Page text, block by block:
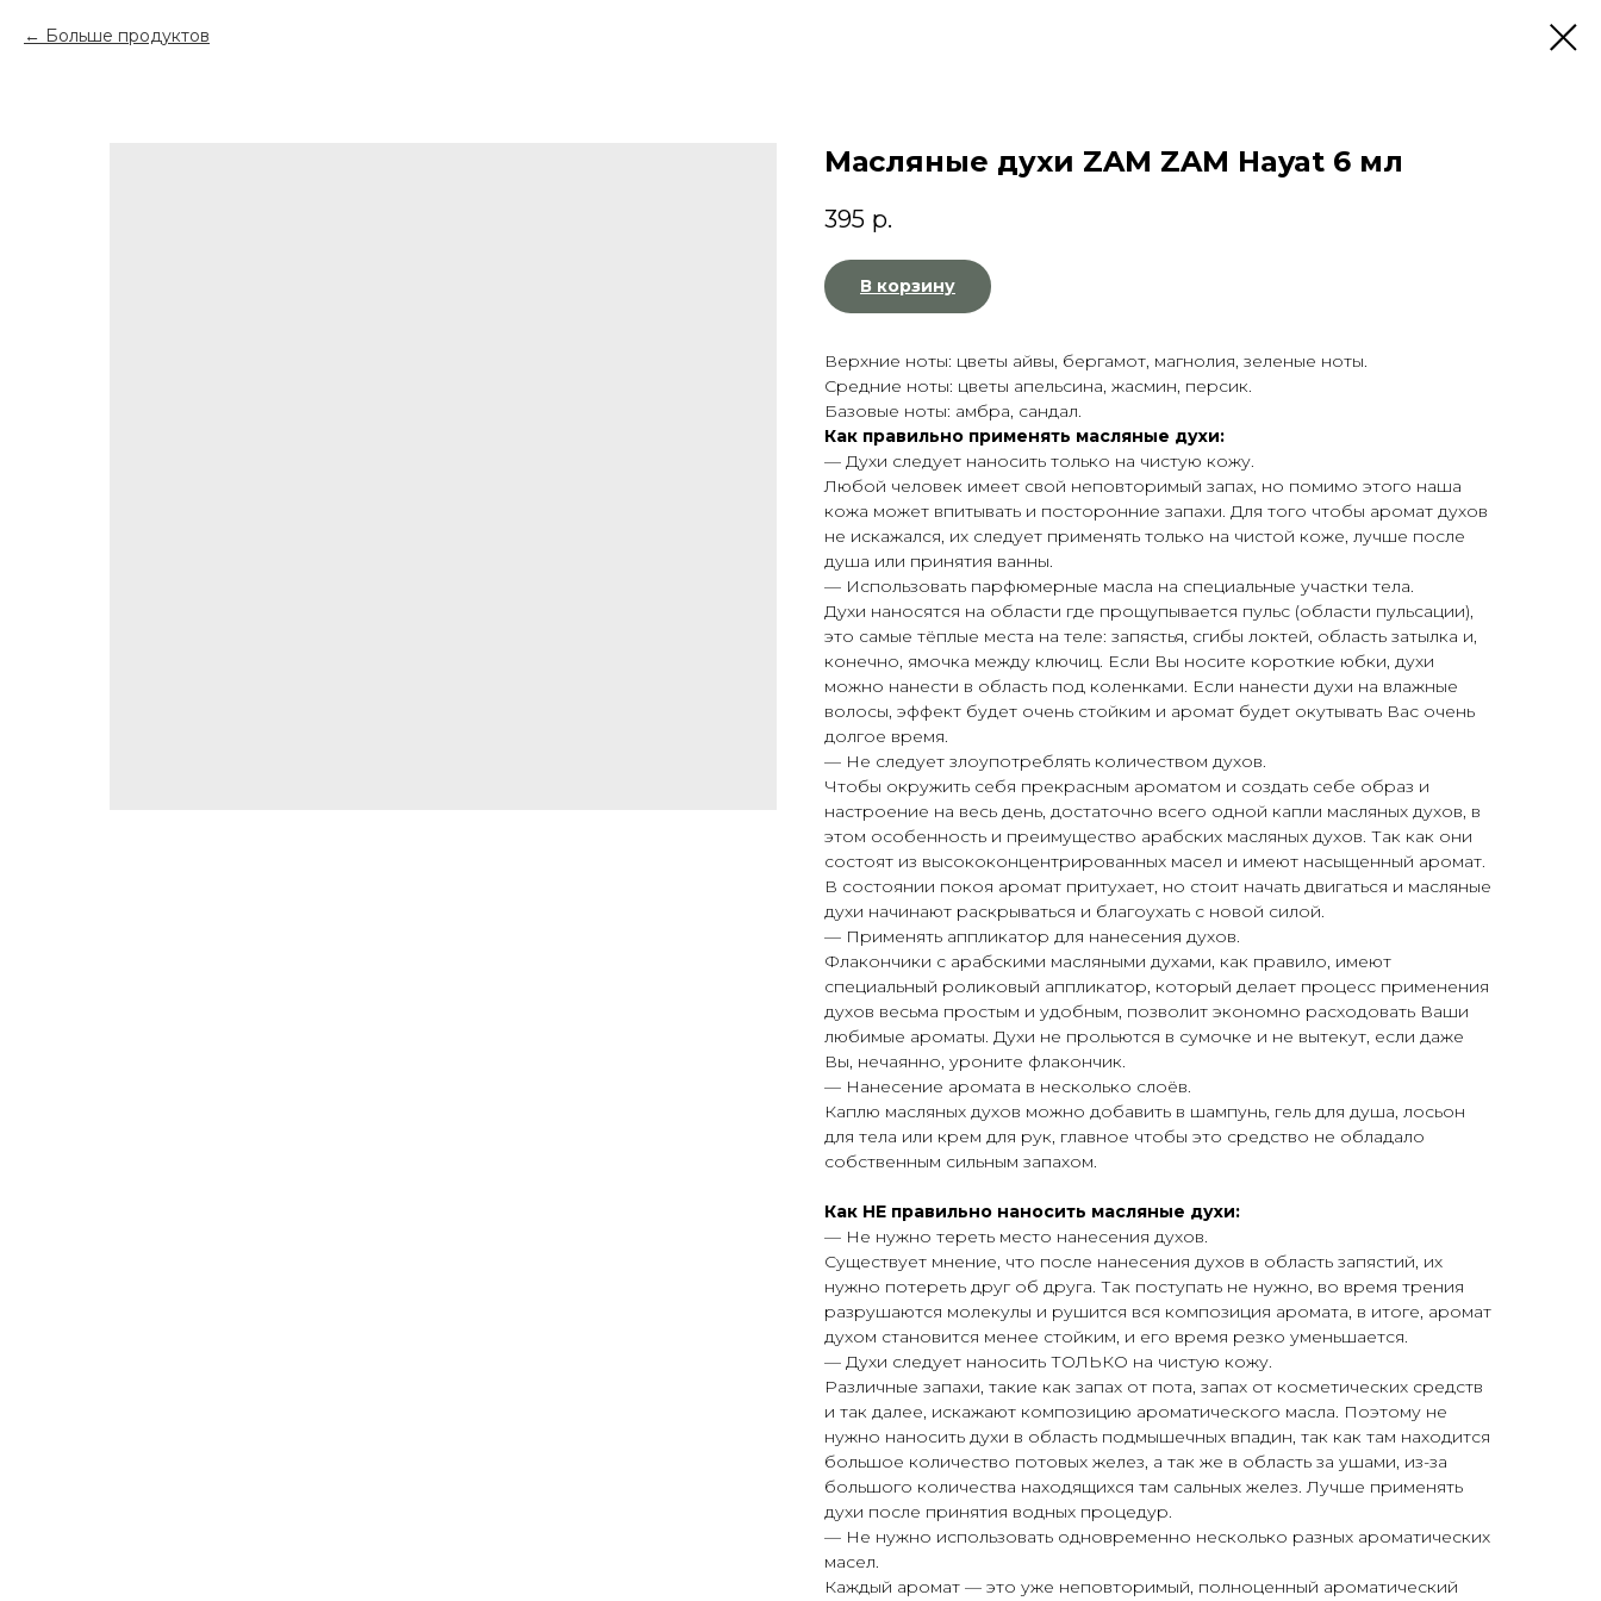
Больше продуктов
Масляные духи ZAM ZAM Hayat 6 мл
395 р.
В корзину
Верхние ноты: цветы айвы, бергамот, магнолия, зеленые ноты.
Средние ноты: цветы апельсина, жасмин, персик.
Базовые ноты: амбра, сандал.
Как правильно применять масляные духи:
— Духи следует наносить только на чистую кожу.
Любой человек имеет свой неповторимый запах, но помимо этого наша
кожа может впитывать и посторонние запахи. Для того чтобы аромат духов
не искажался, их следует применять только на чистой коже, лучше после
душа или принятия ванны.
— Использовать парфюмерные масла на специальные участки тела.
Духи наносятся на области где прощупывается пульс (области пульсации),
это самые тёплые места на теле: запястья, сгибы локтей, область затылка и,
конечно, ямочка между ключиц. Если Вы носите короткие юбки, духи
можно нанести в область под коленками. Если нанести духи на влажные
волосы, эффект будет очень стойким и аромат будет окутывать Вас очень
долгое время.
— Не следует злоупотреблять количеством духов.
Чтобы окружить себя прекрасным ароматом и создать себе образ и
настроение на весь день, достаточно всего одной капли масляных духов, в
этом особенность и преимущество арабских масляных духов. Так как они
состоят из высококонцентрированных масел и имеют насыщенный аромат.
В состоянии покоя аромат притухает, но стоит начать двигаться и масляные
духи начинают раскрываться и благоухать с новой силой.
— Применять аппликатор для нанесения духов.
Флакончики с арабскими масляными духами, как правило, имеют
специальный роликовый аппликатор, который делает процесс применения
духов весьма простым и удобным, позволит экономно расходовать Ваши
любимые ароматы. Духи не прольются в сумочке и не вытекут, если даже
Вы, нечаянно, уроните флакончик.
— Нанесение аромата в несколько слоёв.
Каплю масляных духов можно добавить в шампунь, гель для душа, лосьон
для тела или крем для рук, главное чтобы это средство не обладало
собственным сильным запахом.
Как НЕ правильно наносить масляные духи:
— Не нужно тереть место нанесения духов.
Существует мнение, что после нанесения духов в область запястий, их
нужно потереть друг об друга. Так поступать не нужно, во время трения
разрушаются молекулы и рушится вся композиция аромата, в итоге, аромат
духом становится менее стойким, и его время резко уменьшается.
— Духи следует наносить ТОЛЬКО на чистую кожу.
Различные запахи, такие как запах от пота, запах от косметических средств
и так далее, искажают композицию ароматического масла. Поэтому не
нужно наносить духи в область подмышечных впадин, так как там находится
большое количество потовых желез, а так же в область за ушами, из-за
большого количества находящихся там сальных желез. Лучше применять
духи после принятия водных процедур.
— Не нужно использовать одновременно несколько разных ароматических
масел.
Каждый аромат — это уже неповторимый, полноценный ароматический